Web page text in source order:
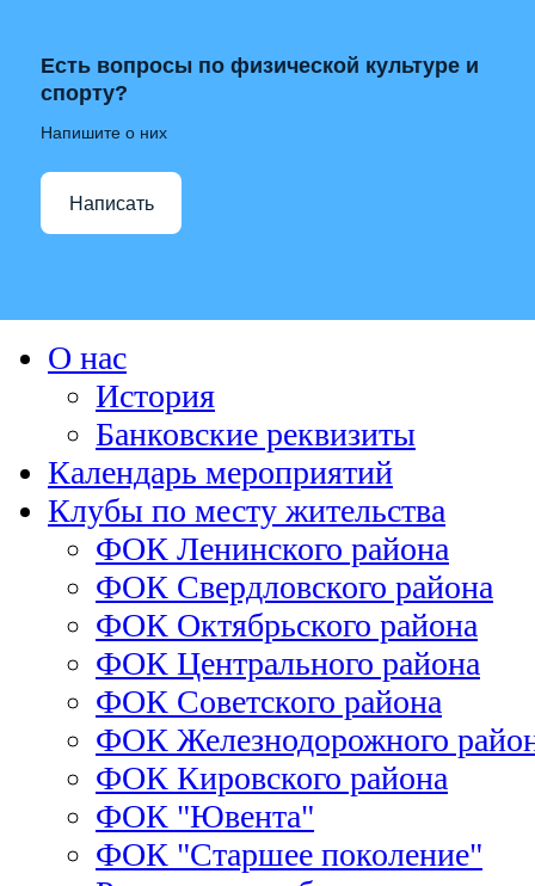
Есть вопросы по физической культуре и
спорту?
Напишите о них
Написать
О нас
История
Банковские реквизиты
Календарь мероприятий
Клубы по месту жительства
ФОК Ленинского района
ФОК Свердловского района
ФОК Октябрьского района
ФОК Центрального района
ФОК Советского района
ФОК Железнодорожного
ФОК Кировского района
ФОК "Ювента"
ФОК "Старшее поколение"